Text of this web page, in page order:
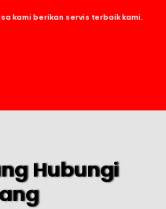
kami berikan servis terbaik kami.
Hubungi